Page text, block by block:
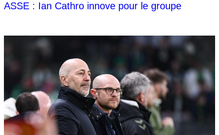
ASSE : Ian Cathro innove pour le groupe